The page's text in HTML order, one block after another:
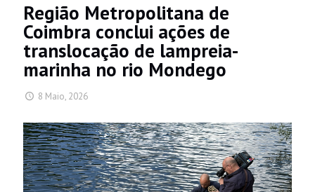
Região Metropolitana de
Coimbra conclui ações de
translocação de lampreia-
marinha no rio Mondego
8 Maio, 2026